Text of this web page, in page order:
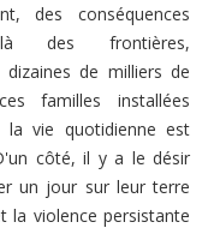
des conséquences
des frontières,
de milliers de
familles installées
vie quotidienne est
côté, il y a le désir
un jour sur leur terre
la violence persistante